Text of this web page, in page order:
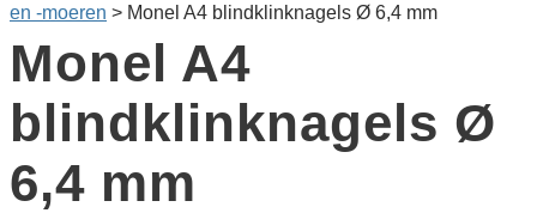
en -moeren > Monel A4 blindklink­nagels Ø 6,4 mm
Monel A4
blindklink­nagels Ø
6,4 mm